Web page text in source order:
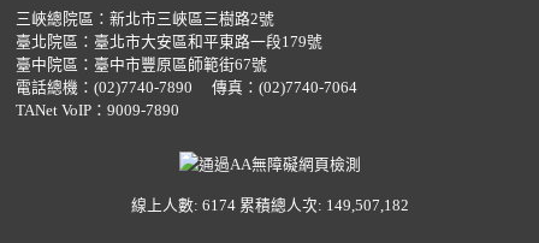
三峽總院區：新北市三峽區三樹路2號
臺北院區：臺北市大安區和平東路一段179號
臺中院區：臺中市豐原區師範街67號
電話總機： (02)7740-7890
傳真：(02)7740-7064
TANet VoIP：9009-7890
線上人數: 6174 累積總人次: 149,507,182